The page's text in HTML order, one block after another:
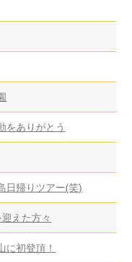
をありがとう
日帰りツアー(笑)
えた方々
に初登頂！